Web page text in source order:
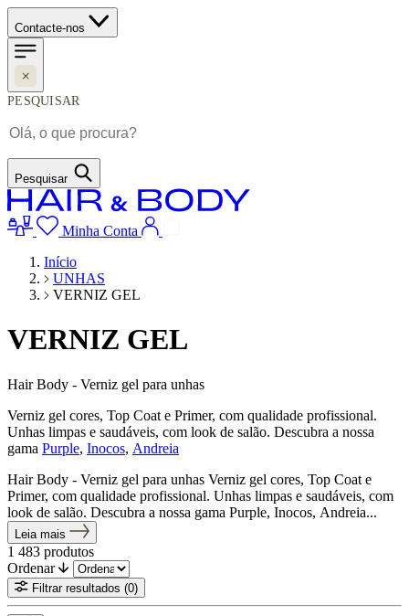
Contacte-nos
PESQUISAR
Pesquisar
Minha Conta
Início
UNHAS
VERNIZ GEL
VERNIZ GEL
Hair Body - Verniz gel para unhas
Verniz gel cores, Top Coat e Primer, com qualidade profissional.
Unhas limpas e saudáveis, com look de salão. Descubra a nossa
gama Purple, Inocos, Andreia
Hair Body - Verniz gel para unhas Verniz gel cores, Top Coat e
Primer, com qualidade profissional. Unhas limpas e saudáveis, com
look de salão. Descubra a nossa gama Purple, Inocos, Andreia...
Leia mais
1 483 produtos
Ordenar
Filtrar resultados (0)